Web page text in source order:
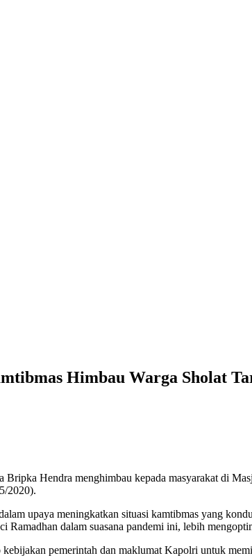
Himbau Warga Sholat
Bripka Hendra menghimbau kepada masyarakat di
2020).
upaya meningkatkan situasi kamtibmas yang
Ramadhan dalam suasana pandemi ini, lebih
kebijakan pemerintah dan maklumat Kapolri untuk